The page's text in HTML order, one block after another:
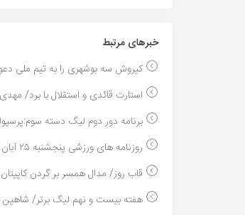
خبر‌های مرتبط
کیروش سه بوشهری را به تیم ملی
استارت قائدی و استقلال با برد/
برنامه دور دوم لیگ دسته
روزنامه های ورزشی پنجشنبه ۲۵ آبان ۹۶...
قاب روز/ مدال همسر بر گردن
هفته بیست و نهم لیگ برتر/